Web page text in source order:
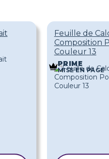
Feuille de
Composition
Couleur 13
PRIME
MISE EN PAGE